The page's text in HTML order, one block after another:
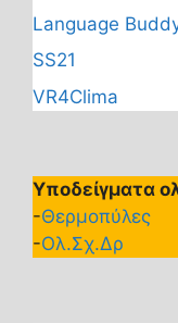
Language
SS21
VR4Clima
Υποδείγματα
-Θερμοπύλες
-Ολ.Σχ.Δρ